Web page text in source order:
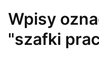
Wpisy
"szafki